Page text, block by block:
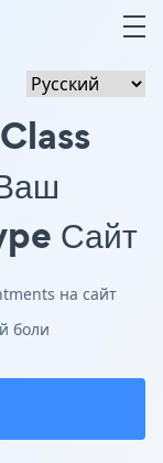
Сайт
на сайт
боли